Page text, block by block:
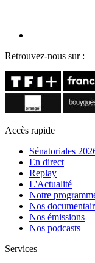
Retrouvez-nous sur :
Accès rapide
Sénatoriales
En direct
Replay
L'Actualité
Notre
Nos
Nos émissions
Nos podcasts
Services